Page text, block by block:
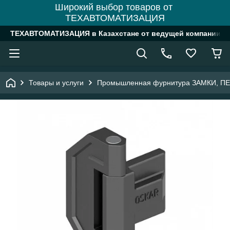
Широкий выбор товаров от
ТЕХАВТОМАТИЗАЦИЯ
ТЕХАВТОМАТИЗАЦИЯ в Казахстане от ведущей компании
Товары и услуги Промышленная фурнитура ЗАМКИ,